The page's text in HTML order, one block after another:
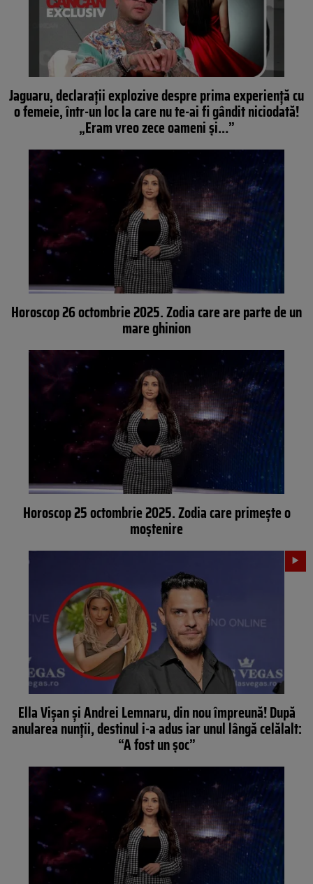
Jaguaru, declaraţii explozive despre prima experienţă cu
o femeie, într-un loc la care nu te-ai fi gândit niciodată!
„Eram vreo zece oameni şi…”
Horoscop 26 octombrie 2025. Zodia care are parte de un
mare ghinion
Horoscop 25 octombrie 2025. Zodia care primește o
moștenire
Ella Vișan și Andrei Lemnaru, din nou împreună! După
anularea nunții, destinul i-a adus iar unul lângă celălalt:
“A fost un șoc”